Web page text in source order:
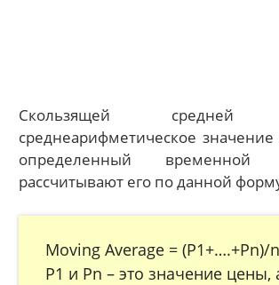
Скользящей средней
среднеарифметическое значение
определенный временной
рассчитывают его по данной
Moving Average = (P1+….+Pn)/
P1 и Pn – это значение цены,